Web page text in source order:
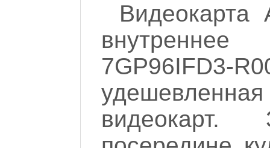
Видеокарта
7GP96IFD3-